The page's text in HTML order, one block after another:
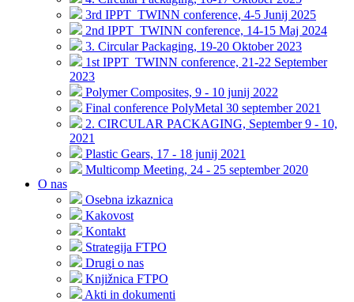
3rd IPPT_TWINN conference, 4-5 Junij 2025
2nd IPPT_TWINN conference, 14-15 Maj 2024
3. Circular Packaging, 19-20 Oktober 2023
1st IPPT_TWINN conference, 21-22 September
2023
Polymer Composites, 9 - 10 junij 2022
Final conference PolyMetal 30 september 2021
2. CIRCULAR PACKAGING, September 9 - 10,
2021
Plastic Gears, 17 - 18 junij 2021
Multicomp Meeting, 24 - 25 september 2020
O nas
Osebna izkaznica
Kakovost
Kontakt
Strategija FTPO
Drugi o nas
Knjižnica FTPO
Akti in dokumenti